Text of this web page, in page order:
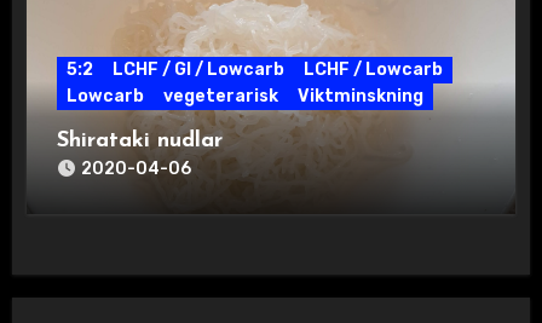
5:2 LCHF / GI / Lowcarb
LCHF / Lowcarb
Lowcarb
vegeterarisk Viktminskning
Shirataki nudlar
2020-04-06